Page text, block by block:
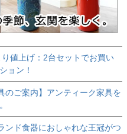
り値上げ：2台セットでお買い
ョン！
のご案内】アンティーク家具を
ンド食器におしゃれな王冠がつ